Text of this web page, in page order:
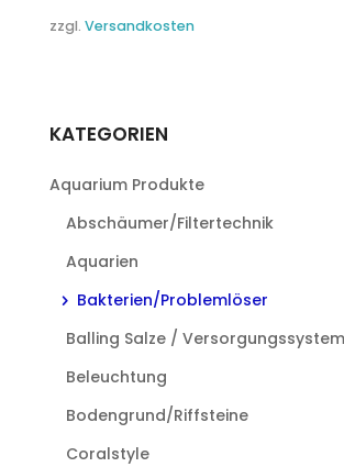
Produkt
auf.
Optionen
können
der
Produktseite
werden
zzgl. Versandkosten
KATEGORIEN
Aquarium Produkte
Abschäumer/Filtertechnik
Aquarien
Bakterien/Problemlöser
Balling Salze /
Beleuchtung
Bodengrund/Riffsteine
Coralstyle